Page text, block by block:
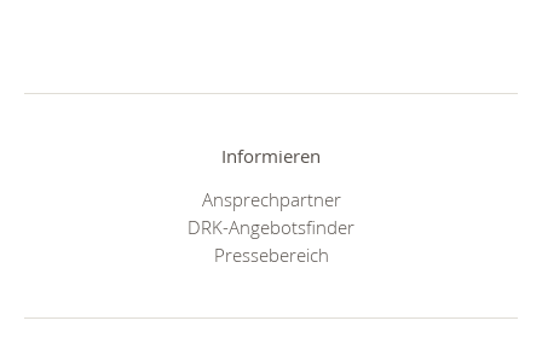
Informieren
Ansprechpartner
DRK-Angebotsfinder
Pressebereich